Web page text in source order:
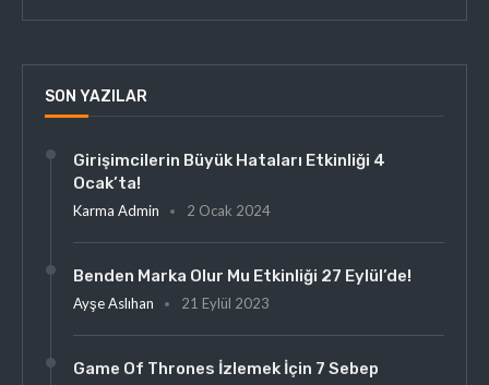
SON YAZILAR
Girişimcilerin Büyük Hataları Etkinliği 4
Ocak’ta!
Karma Admin 2 Ocak 2024
Benden Marka Olur Mu Etkinliği 27 Eylül’de!
Ayşe Aslıhan 21 Eylül 2023
Game Of Thrones İzlemek İçin 7 Sebep